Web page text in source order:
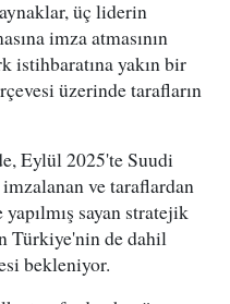
üç liderin
imza atmasının
istihbaratına yakın bir
üzerinde tarafların
Eylül 2025'te Suudi
ve taraflardan
sayan stratejik
Türkiye'nin de dahil
bekleniyor.